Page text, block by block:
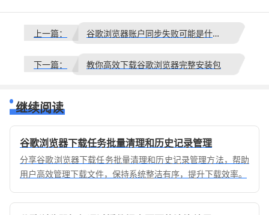
上一篇： 谷歌浏览器账户同步失败可能是什么问题
下一篇： 教你高效下载谷歌浏览器完整安装包
继续阅读
谷歌浏览器下载任务批量清理和历史记录管理
分享谷歌浏览器下载任务批量清理和历史记录管理方法，帮助
用户高效管理下载文件，保持系统整洁有序，提升下载效率。